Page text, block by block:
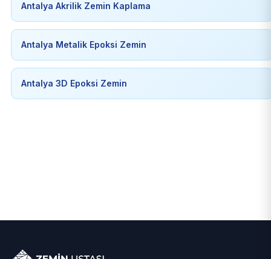
Antalya Akrilik Zemin Kaplama
Antalya Metalik Epoksi Zemin
Antalya 3D Epoksi Zemin